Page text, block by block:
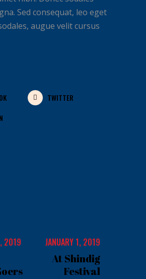
Sed consequat, leo eget
augue velit cursus
TWITTER
2019 JANUARY 1, 2019
At Shindig
Festival